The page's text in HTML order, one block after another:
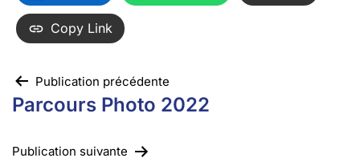
Copy Link
Publication précédente
Parcours Photo 2022
Publication suivante